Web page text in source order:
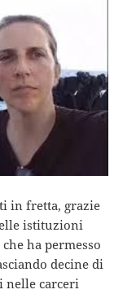
in fretta, grazie
istituzioni
ha permesso
decine di
nelle carceri